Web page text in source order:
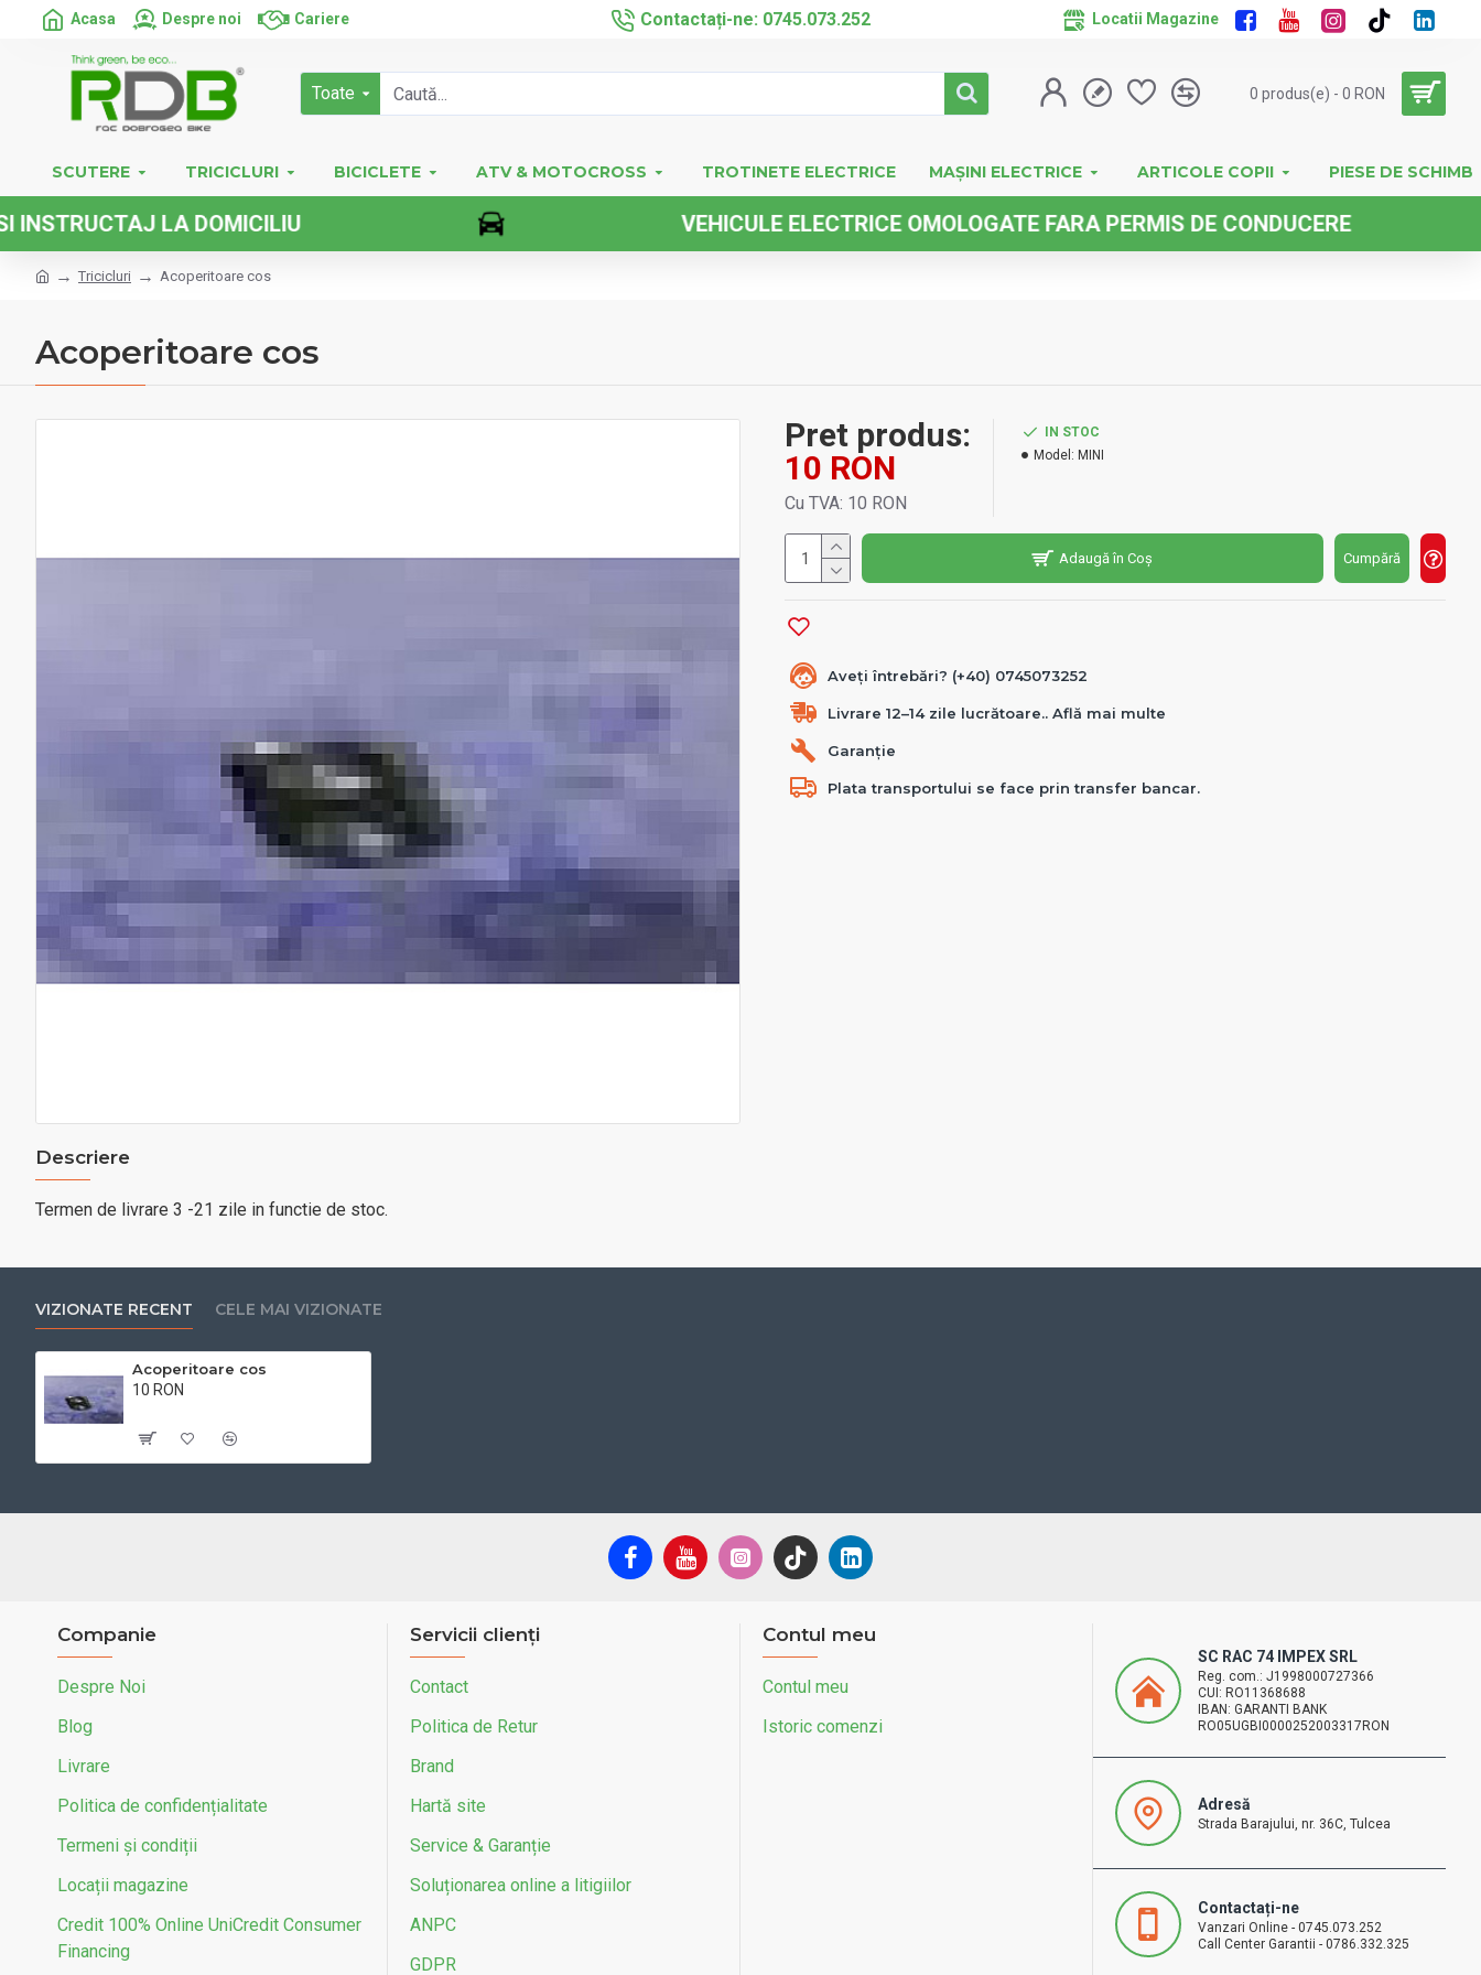
Acasa Despre noi Cariere Contactați-ne: 0745.073.252 Locatii Magazine
Toate 0 produs(e) - 0 RON
SCUTERE TRICICLURI BICICLETE ATV & MOTOCROSS TROTINETE ELECTRICE MAȘINI ELECTRICE ARTICOLE COPII PIESE DE SCHIMB
LA DOMICILIU VEHICULE ELECTRICE OMOLOGATE FARA PERMIS DE CONDUCERE
Tricicluri Acoperitoare cos
Acoperitoare cos
Descriere
Termen de livrare 3 -21 zile in functie de stoc.
Pret produs:
10 RON
Cu TVA: 10 RON
IN STOC
Model: MINI
Adaugă în Coș Cumpără
Aveți întrebări? (+40) 0745073252
Livrare 12–14 zile lucrătoare.. Află mai multe
Garanție
Plata transportului se face prin transfer bancar.
VIZIONATE RECENT CELE MAI VIZIONATE
Acoperitoare cos
10 RON
Companie
Despre Noi
Blog
Livrare
Politica de confidențialitate
Termeni și condiții
Locații magazine
Credit 100% Online UniCredit Consumer
Financing
Servicii clienți
Contact
Politica de Retur
Brand
Hartă site
Service & Garanție
Soluționarea online a litigiilor
ANPC
GDPR
Contul meu
Contul meu
Istoric comenzi
SC RAC 74 IMPEX SRL
Reg. com.: J1998000727366
CUI: RO11368688
IBAN: GARANTI BANK
RO05UGBI0000252003317RON
Adresă
Strada Barajului, nr. 36C, Tulcea
Contactați-ne
Vanzari Online - 0745.073.252
Call Center Garantii - 0786.332.325